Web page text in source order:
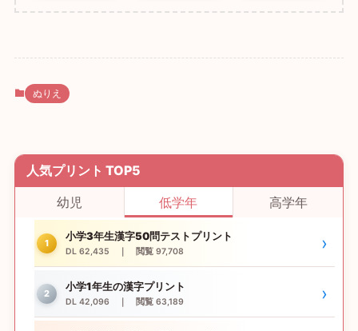
ぬりえ
人気プリント TOP5
幼児
低学年 高学年
1
小学3年生漢字50問テストプリント
DL 62,435 ｜ 閲覧 97,708 ›
2
小学1年生の漢字プリント
DL 42,096 ｜ 閲覧 63,189 ›